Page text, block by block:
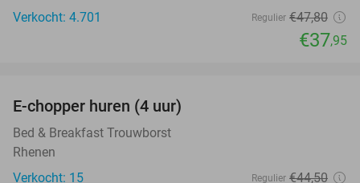
Verkocht: 4.701
Regulier €47,80
€37,95
NEW
TODAY
E-chopper huren (4 uur)
Bed & Breakfast Trouwborst
Rhenen
Verkocht: 15
Regulier €44,50